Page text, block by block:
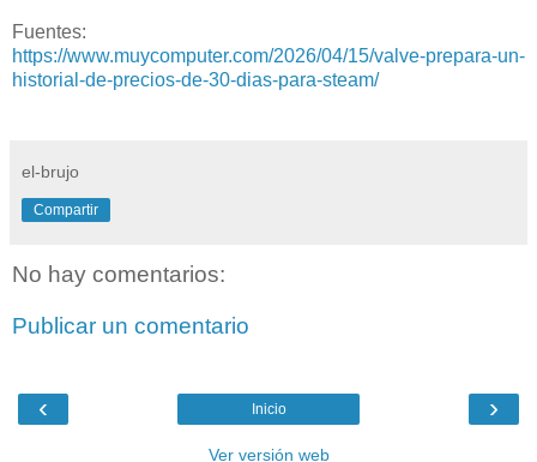
Fuentes:
https://www.muycomputer.com/2026/04/15/valve-prepara-un-
historial-de-precios-de-30-dias-para-steam/
el-brujo
Compartir
No hay comentarios:
Publicar un comentario
‹ ›
Inicio
Ver versión web